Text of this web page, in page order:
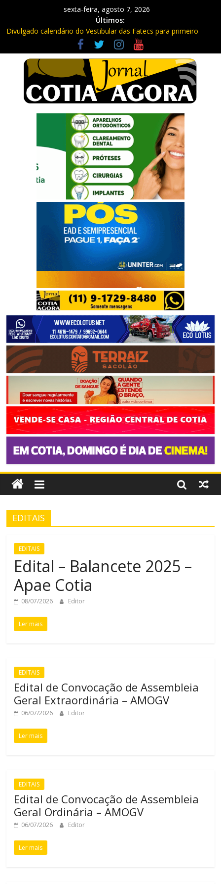
sexta-feira, agosto 7, 2026
Últimos:
Divulgado calendário do Vestibular das Fatecs para primeiro
Mapa da Desigualdade da Grande SP: Vargem Grande Paulista
em boa posição. Cotia entre as últimas do ranking
Morador denuncia furto de cabos em postes na Estrada da
Roselândia
Itapevi: Em duas ocorrências, PM recupera carga roubada,
Sebrae promove curso de compras públicas em Vargem Grande
EDITAIS
EDITAIS
Edital – Balancete 2025 –
Apae Cotia
08/07/2026 Editor
Ler mais
EDITAIS
Edital de Convocação de Assembleia
Geral Extraordinária – AMOGV
06/07/2026 Editor
Ler mais
EDITAIS
Edital de Convocação de Assembleia
Geral Ordinária – AMOGV
06/07/2026 Editor
Ler mais